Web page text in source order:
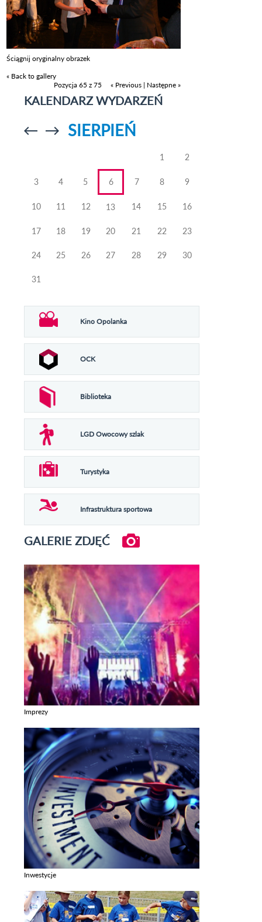
Ściągnij oryginalny obrazek
« Back to gallery
Pozycja 65 z 75
« Previous | Następne »
KALENDARZ WYDARZEŃ
Przejdź doPrzejdź do
SIERPIEŃ
1 2
3 4 5 6 7 8 9
10 11 12 13 14 15 16
17 18 19 20 21 22 23
24 25 26 27 28 29 30
31
Kino Opolanka
OCK
Biblioteka
LGD Owocowy szlak
Turystyka
Infrastruktura sportowa
GALERIE ZDJĘĆ
Imprezy
Inwestycje